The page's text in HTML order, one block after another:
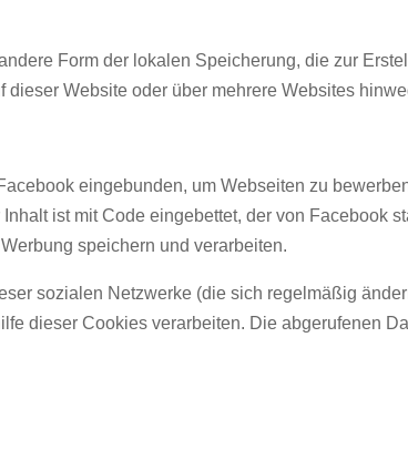
Form der lokalen Speicherung, die zur
Website oder über mehrere Websites
eingebunden, um Webseiten zu bewerben
ist mit Code eingebettet, der von Facebook
speichern und verarbeiten.
sozialen Netzwerke (die sich regelmäßig
dieser Cookies verarbeiten. Die abgerufenen